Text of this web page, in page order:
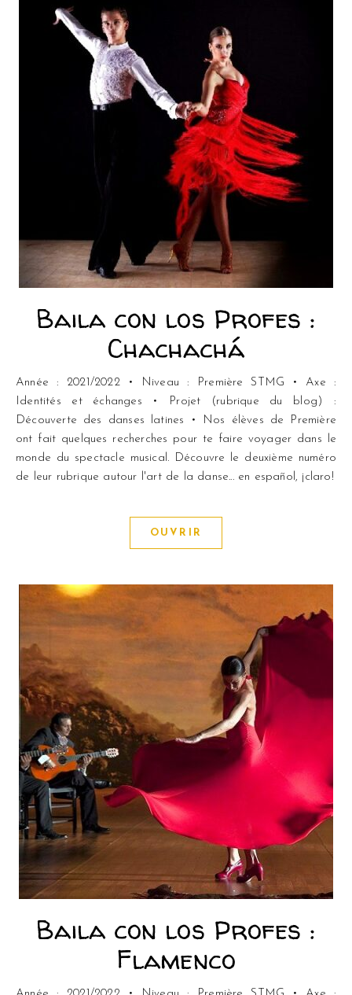
Baila con los Profes :
Chachachá
Année : 2021/2022 • Niveau : Première STMG • Axe :
Identités et échanges • Projet (rubrique du blog) :
Découverte des danses latines • Nos élèves de Première
ont fait quelques recherches pour te faire voyager dans le
monde du spectacle musical. Découvre le deuxième numéro
de leur rubrique autour l'art de la danse... en español, ¡claro!
OUVRIR
Baila con los Profes :
Flamenco